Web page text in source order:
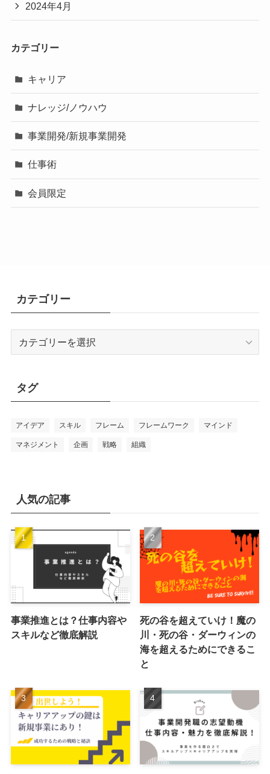
2024年4月
カテゴリー
キャリア
ナレッジ/ノウハウ
事業開発/新規事業開発
仕事術
会員限定
カテゴリー
ー
タグ
アイデア スキル フレーム フレームワーク マインド
マネジメント 企画 戦略 組織
人気の記事
事業推進とは？仕事内容や
スキルなど徹底解説
死の谷を超えていけ！魔の
川・死の谷・ダーウィンの
海を超えるためにできるこ
と